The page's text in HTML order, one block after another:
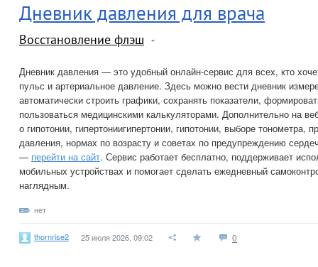
Дневник давления для врача
Восстановление флэш
Дневник давления — это удобный онлайн-сервис для всех, кто
пульс и артериальное давление. Здесь можно вести дневник
автоматически строить графики, сохранять показатели,
пользоваться медицинскими калькуляторами. Дополнительно на
о гипотонии, гипертониигипертонии, гипотонии, выборе тонометра,
давления, нормах по возрасту и советах по предупреждению
— перейти на сайт. Сервис работает бесплатно, поддерживает
мобильных устройствах и помогает сделать ежедневный
наглядным.
нет
thornrise2 25 июля 2026, 09:02 0